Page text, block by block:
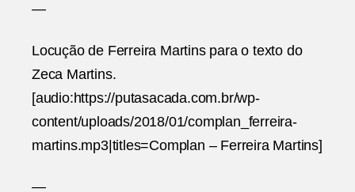
—
Locução de Ferreira Martins para o texto do
Zeca Martins.
[audio:https://putasacada.com.br/wp-
content/uploads/2018/01/complan_ferreira-
martins.mp3|titles=Complan – Ferreira Martins]
—